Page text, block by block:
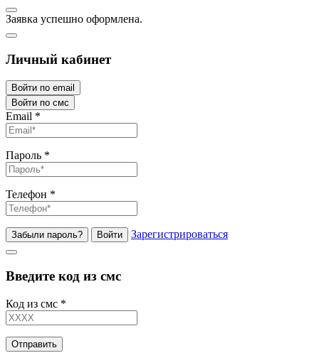
Заявка успешно оформлена.
Личный кабинет
Войти по email
Войти по смс
Email *
Пароль *
Телефон *
Забыли пароль? Войти Зарегистрироваться
Введите код из смс
Код из смс *
Отправить